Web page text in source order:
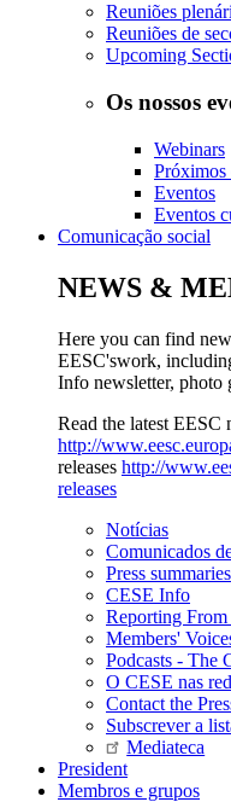
Reuniões
Reuniões de
Upcoming
Os nossos
Webinars
Próximos
Eventos
Eventos
Comunicação social
NEWS &
Here you can find
EESC'swork,
Info newsletter, photo
Read the latest EESC
http://
releases http://
releases
Notícias
Comunicados
Press summaries
CESE Info
Reporting From
Members'
Podcasts - The
O CESE nas
Contact the
Subscrever a
Mediateca
President
Membros e grupos